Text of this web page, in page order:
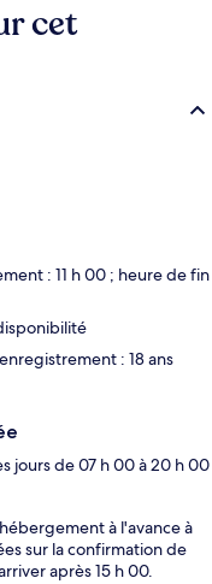
cet
: 11 h 00 ; heure de fin
: 18 ans
jours de 07 h 00 à 20 h 00
à l'avance à
sur la confirmation de
après 15 h 00.